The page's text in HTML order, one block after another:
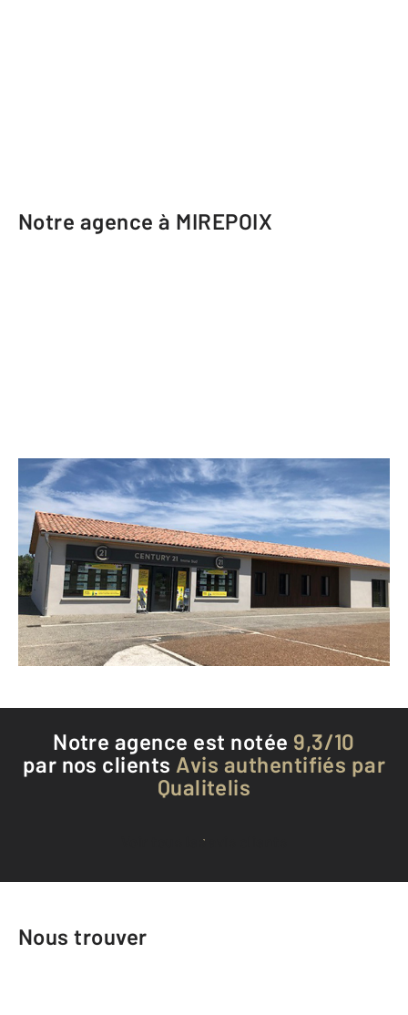
Notre agence à MIREPOIX
CENTURY 21 Immo Sud
2 rue Marie Curie
MIREPOIX - 09500
Envoyer un message
Téléphoner à l'agence
Notre agence est notée 9,3/10
par nos clients Avis authentifiés par
Qualitelis
Voir tous les avis clients
Nous trouver